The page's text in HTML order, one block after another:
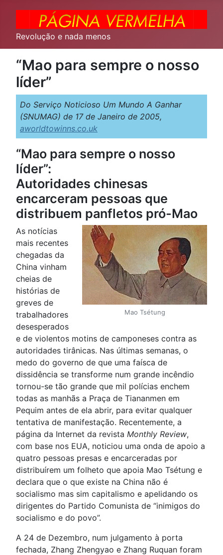
Revolução e nada menos
“Mao para sempre o nosso
líder”
Do Serviço Noticioso Um Mundo A Ganhar
(SNUMAG) de 17 de Janeiro de 2005,
aworldtowinns.co.uk
“Mao para sempre o nosso
líder”:
Autoridades chinesas
encarceram pessoas que
distribuem panfletos pró-Mao
Mao Tsétung
As notícias
mais recentes
chegadas da
China vinham
cheias de
histórias de
greves de
trabalhadores
desesperados
e de violentos motins de camponeses contra as
autoridades tirânicas. Nas últimas semanas, o
medo do governo de que uma faísca de
dissidência se transforme num grande incêndio
tornou-se tão grande que mil polícias enchem
todas as manhãs a Praça de Tiananmen em
Pequim antes de ela abrir, para evitar qualquer
tentativa de manifestação. Recentemente, a
página da Internet da revista Monthly Review,
com base nos EUA, noticiou uma onda de apoio a
quatro pessoas presas e encarceradas por
distribuírem um folheto que apoia Mao Tsétung e
declara que o que existe na China não é
socialismo mas sim capitalismo e apelidando os
dirigentes do Partido Comunista de “inimigos do
socialismo e do povo”.
A 24 de Dezembro, num julgamento à porta
fechada, Zhang Zhengyao e Zhang Ruquan foram